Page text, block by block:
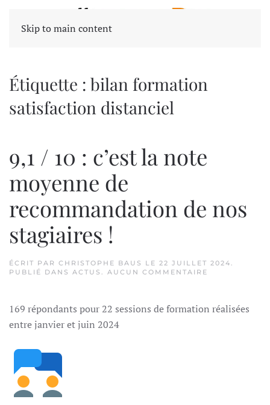
Skip to main content
Étiquette : bilan formation
satisfaction distanciel
9,1 / 10 : c’est la note
moyenne de
recommandation de nos
stagiaires !
ÉCRIT PAR CHRISTOPHE BAUS LE 22 JUILLET 2024.
PUBLIÉ DANS ACTUS . AUCUN COMMENTAIRE
:
169 répondants pour 22 sessions de formation réalisées
entre janvier et juin 2024